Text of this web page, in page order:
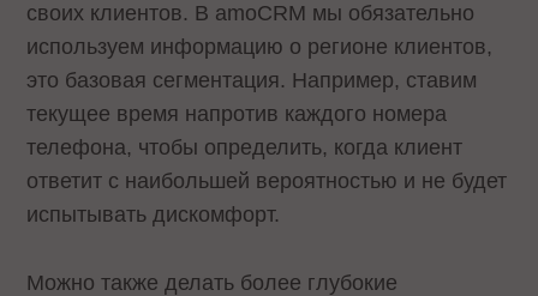
своих клиентов. В amoCRM мы обязательно
используем информацию о регионе клиентов,
это базовая сегментация. Например, ставим
текущее время напротив каждого номера
телефона, чтобы определить, когда клиент
ответит с наибольшей вероятностью и не будет
испытывать дискомфорт.
Можно также делать более глубокие